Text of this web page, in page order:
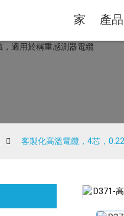
家 產品
客製化高溫電纜，4芯，